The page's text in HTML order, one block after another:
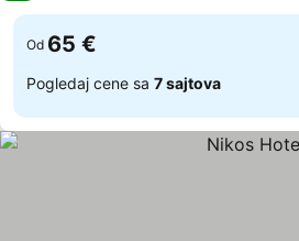
Od 65 €
Pogledaj cene sa 7 sajtova